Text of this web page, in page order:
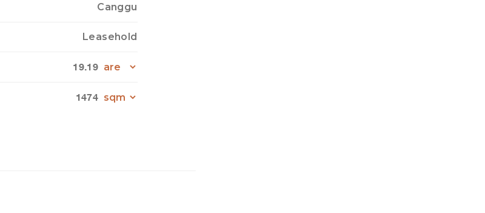
Canggu
Leasehold
19.19
1474